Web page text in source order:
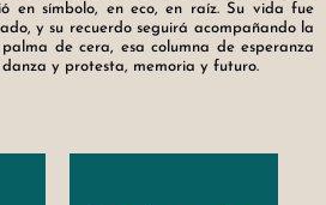
en símbolo, en eco, en raíz. Su vida fue
y su recuerdo seguirá acompañando la
de cera, esa columna de esperanza
y protesta, memoria y futuro.